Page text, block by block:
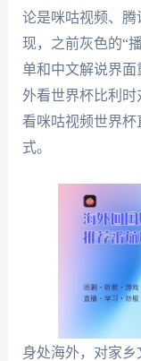
论是咪咕视频、
现，之前灰色的“
单和中文解说界
外看世界杯比利
看咪咕视频世界
式。
身处海外，对家乡